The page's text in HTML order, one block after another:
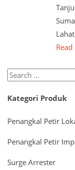
Search
Kategori Produk
Penangkal Petir
Penangkal Petir
Surge Arrester